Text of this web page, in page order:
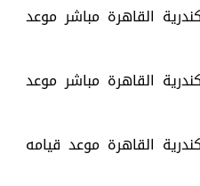
الإسكندرية القاهرة مباشر موعد
الإسكندرية القاهرة مباشر موعد
الإسكندرية القاهرة موعد قيامه